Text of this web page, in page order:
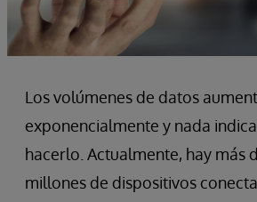
Los volúmenes de datos
exponencialmente y nada
hacerlo. Actualmente, hay más
millones de dispositivos